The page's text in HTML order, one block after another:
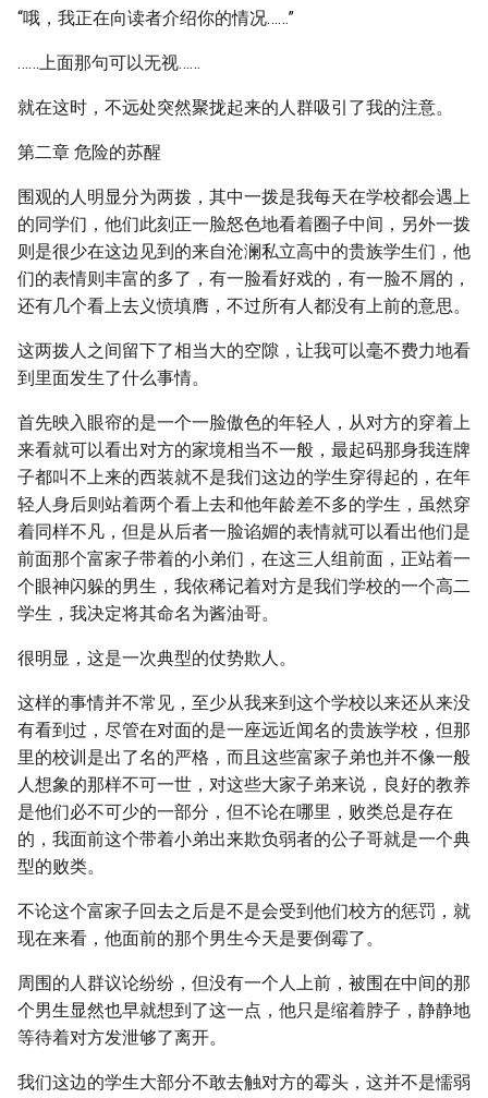
“哦，我正在向读者介绍你的情况……”
……上面那句可以无视……
就在这时，不远处突然聚拢起来的人群吸引了我的注意。
第二章 危险的苏醒
围观的人明显分为两拨，其中一拨是我每天在学校都会遇上
的同学们，他们此刻正一脸怒色地看着圈子中间，另外一拨
则是很少在这边见到的来自沧澜私立高中的贵族学生们，他
们的表情则丰富的多了，有一脸看好戏的，有一脸不屑的，
还有几个看上去义愤填膺，不过所有人都没有上前的意思。
这两拨人之间留下了相当大的空隙，让我可以毫不费力地看
到里面发生了什么事情。
首先映入眼帘的是一个一脸傲色的年轻人，从对方的穿着上
来看就可以看出对方的家境相当不一般，最起码那身我连牌
子都叫不上来的西装就不是我们这边的学生穿得起的，在年
轻人身后则站着两个看上去和他年龄差不多的学生，虽然穿
着同样不凡，但是从后者一脸谄媚的表情就可以看出他们是
前面那个富家子带着的小弟们，在这三人组前面，正站着一
个眼神闪躲的男生，我依稀记着对方是我们学校的一个高二
学生，我决定将其命名为酱油哥。
很明显，这是一次典型的仗势欺人。
这样的事情并不常见，至少从我来到这个学校以来还从来没
有看到过，尽管在对面的是一座远近闻名的贵族学校，但那
里的校训是出了名的严格，而且这些富家子弟也并不像一般
人想象的那样不可一世，对这些大家子弟来说，良好的教养
是他们必不可少的一部分，但不论在哪里，败类总是存在
的，我面前这个带着小弟出来欺负弱者的公子哥就是一个典
型的败类。
不论这个富家子回去之后是不是会受到他们校方的惩罚，就
现在来看，他面前的那个男生今天是要倒霉了。
周围的人群议论纷纷，但没有一个人上前，被围在中间的那
个男生显然也早就想到了这一点，他只是缩着脖子，静静地
等待着对方发泄够了离开。
我们这边的学生大部分不敢去触对方的霉头，这并不是懦弱